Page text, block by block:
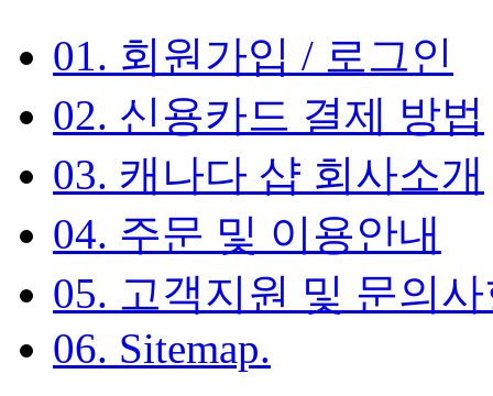
01. 회원가입 / 로그인
02. 신용카드 결제 방법
03. 캐나다 샵 회사소개
04. 주문 및 이용안내
05. 고객지원 및 문의
06. Sitemap.